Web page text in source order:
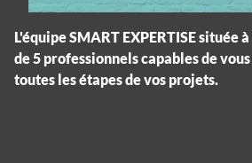
L'équipe SMART EXPERTISE située
de 5 professionnels capables de
toutes les étapes de vos projets.